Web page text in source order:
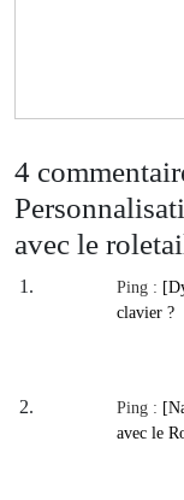
4
avec le
Ping :
clavier ?
Ping :
avec le